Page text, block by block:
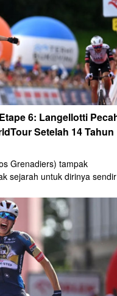
6: Langellotti
Setelah 14 Tahun
Grenadiers) tampak
sejarah untuk dirinya
asal Monaco itu meraih
usai finish terdepan
Sabtu, 9 Agustus 2025.